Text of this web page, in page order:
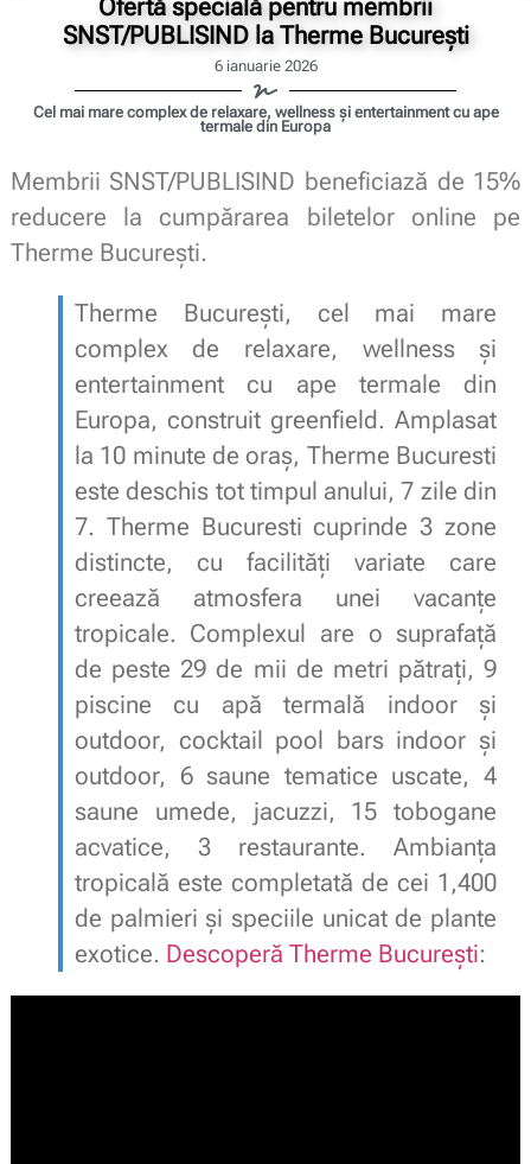
Ofertă specială pentru membrii
SNST/PUBLISIND la Therme București
6 ianuarie 2026
Cel mai mare complex de relaxare, wellness și entertainment cu ape
termale din Europa
Membrii SNST/PUBLISIND beneficiază de 15%
reducere la cumpărarea biletelor online pe
Therme București.
Therme București, cel mai mare
complex de relaxare, wellness și
entertainment cu ape termale din
Europa, construit greenfield. Amplasat
la 10 minute de oraș, Therme Bucuresti
este deschis tot timpul anului, 7 zile din
7. Therme Bucuresti cuprinde 3 zone
distincte, cu facilități variate care
creează atmosfera unei vacanțe
tropicale. Complexul are o suprafață
de peste 29 de mii de metri pătrați, 9
piscine cu apă termală indoor și
outdoor, cocktail pool bars indoor și
outdoor, 6 saune tematice uscate, 4
saune umede, jacuzzi, 15 tobogane
acvatice, 3 restaurante. Ambianța
tropicală este completată de cei 1,400
de palmieri și speciile unicat de plante
exotice. Descoperă Therme București: